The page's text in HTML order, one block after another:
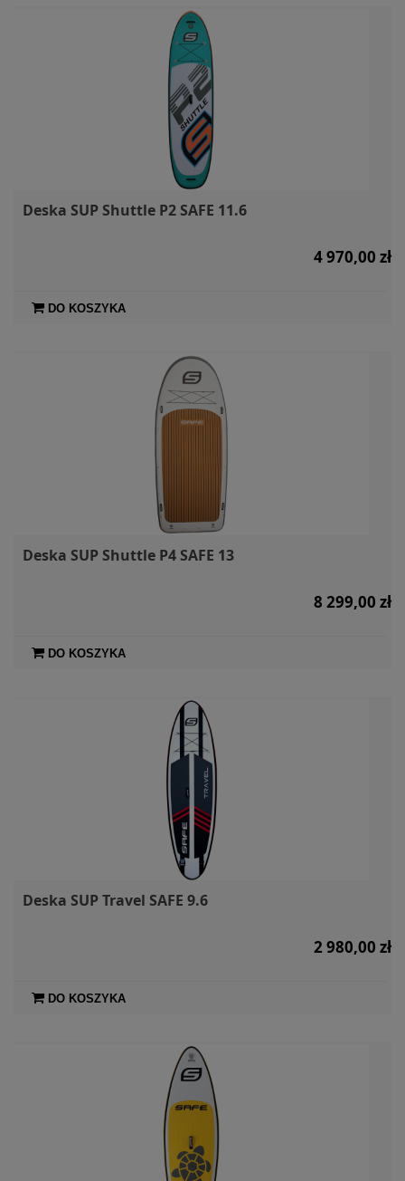
Deska SUP Shuttle P2 SAFE 11.6
4 970,00 zł
DO KOSZYKA
Deska SUP Shuttle P4 SAFE 13
8 299,00 zł
DO KOSZYKA
Deska SUP Travel SAFE 9.6
2 980,00 zł
DO KOSZYKA